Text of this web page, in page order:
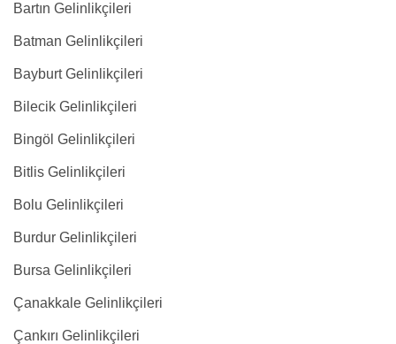
Bartın Gelinlikçileri
Batman Gelinlikçileri
Bayburt Gelinlikçileri
Bilecik Gelinlikçileri
Bingöl Gelinlikçileri
Bitlis Gelinlikçileri
Bolu Gelinlikçileri
Burdur Gelinlikçileri
Bursa Gelinlikçileri
Çanakkale Gelinlikçileri
Çankırı Gelinlikçileri